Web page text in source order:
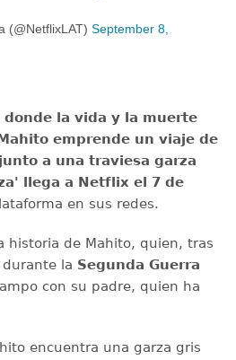
(@NetflixLAT) September 8,
la vida y la muerte
emprende un viaje de
a una traviesa garza
llega a Netflix el 7 de
en sus redes.
historia de Mahito, quien, tras
la Segunda Guerra
con su padre, quien ha
encuentra una garza gris